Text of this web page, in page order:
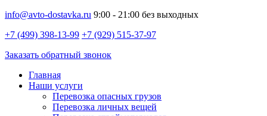
info@avto-dostavka.ru 9:00 - 21:00 без выходных
+7 (499) 398-13-99 +7 (929) 515-37-97
Заказать обратный звонок
Главная
Наши услуги
Перевозка опасных грузов
Перевозка личных вещей